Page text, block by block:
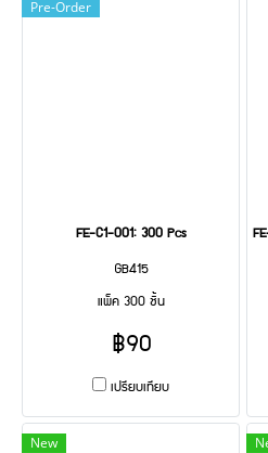
Pre-Order
FE-C1-001: 300 Pcs
GB415
แพ็ค 300 ชิ้น
฿90
เปรียบเทียบ
New